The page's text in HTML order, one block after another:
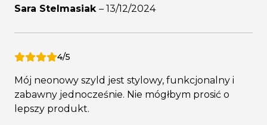
Sara Stelmasiak – 13/12/2024
4/5
Mój neonowy szyld jest stylowy, funkcjonalny i
zabawny jednocześnie. Nie mógłbym prosić o
lepszy produkt.